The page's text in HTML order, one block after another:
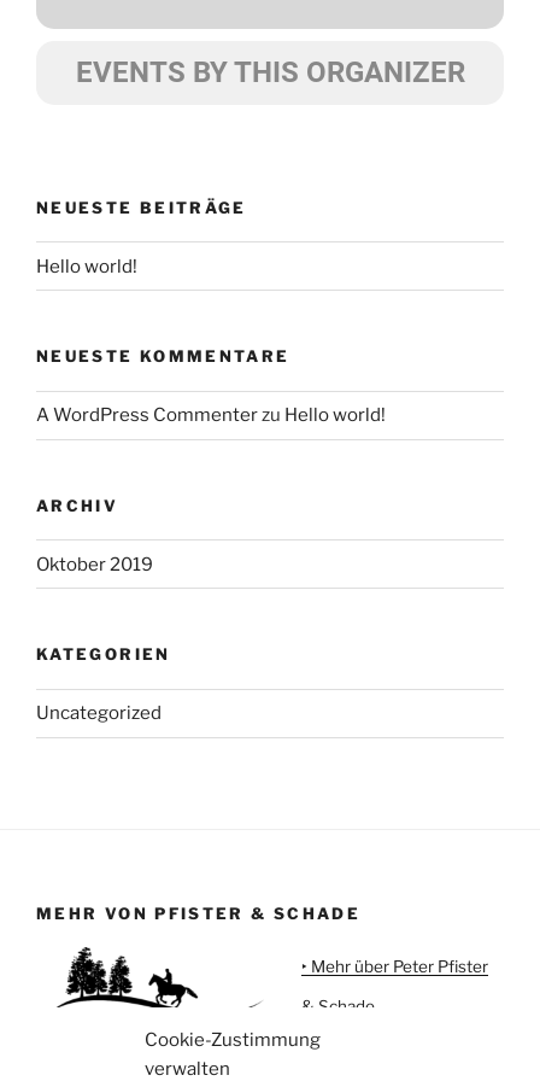
Cookie-Zustimmung
verwalten
EVENTS BY THIS ORGANIZER
NEUESTE BEITRÄGE
Hello world!
NEUESTE KOMMENTARE
A WordPress Commenterzu Hello world!
ARCHIV
Oktober 2019
KATEGORIEN
Uncategorized
MEHR VON PFISTER & SCHADE
‣ Mehr über Peter Pfister
& Schade
‣ Urlaub auf Meggi'sFarm